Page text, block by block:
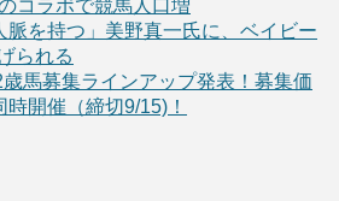
コラボで競馬人口増
脈を持つ」美野真一氏に、ベイビー
られる
馬募集ラインアップ発表！募集価
開催（締切9/15)！